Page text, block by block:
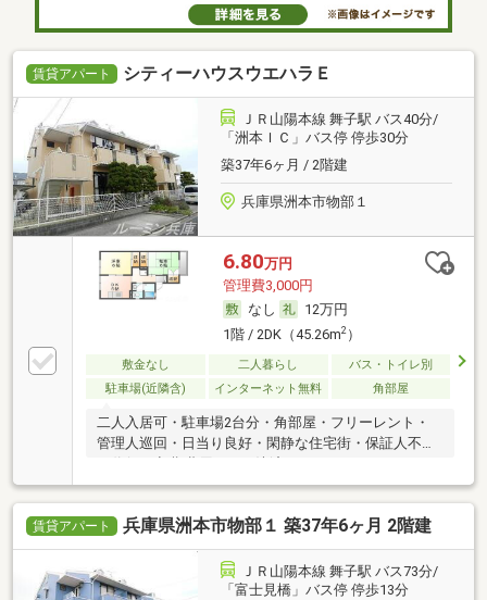
賃貸アパート シティーハウスウエハラＥ
ＪＲ山陽本線 舞子駅 バス40分/
「洲本ＩＣ」バス停 停歩30分
築37年6ヶ月 / 2階建
兵庫県洲本市物部１
6.80万円
管理費3,000円
なし
12万円
1階 / 2DK（45.26m2）
敷金なし 二人暮らし
バス・トイレ別
駐車場(近隣含)
インターネット無料 角部屋
二人入居可・駐車場2台分・角部屋・フリーレント・
管理人巡回・日当り良好・閑静な住宅街・保証人不要
賃貸アパート 兵庫県洲本市物部１ 築37年6ヶ月 2階建
ＪＲ山陽本線 舞子駅 バス73分/
「富士見橋」バス停 停歩13分